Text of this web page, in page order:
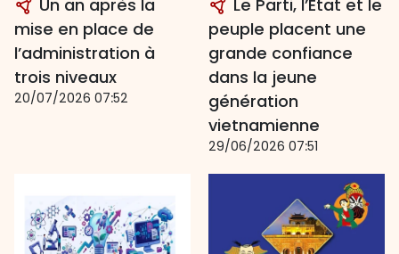
Un an après la
mise en place de
l’administration à
trois niveaux
20/07/2026 07:52
Le Parti, l’État et le
peuple placent une
grande confiance
dans la jeune
génération
vietnamienne
29/06/2026 07:51